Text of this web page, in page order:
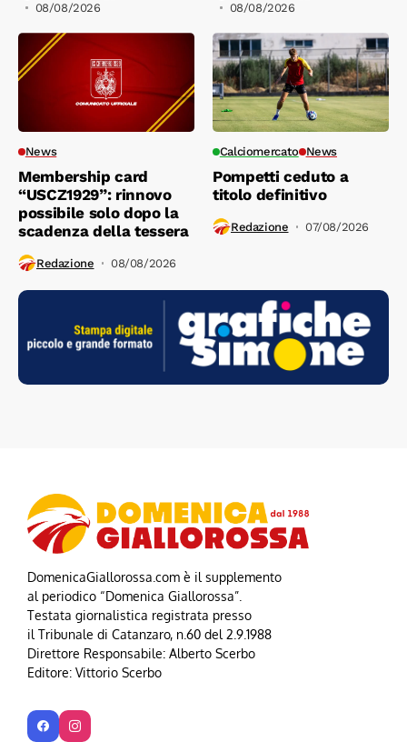
08/08/2026
08/08/2026
News
Membership card
“USCZ1929”: rinnovo
possibile solo dopo la
scadenza della tessera
Redazione 08/08/2026
Calciomercato News
Pompetti ceduto a
titolo definitivo
Redazione 07/08/2026
DomenicaGiallorossa.com è il supplemento
al periodico “Domenica Giallorossa”.
Testata giornalistica registrata presso
il Tribunale di Catanzaro, n.60 del 2.9.1988
Direttore Responsabile: Alberto Scerbo
Editore: Vittorio Scerbo